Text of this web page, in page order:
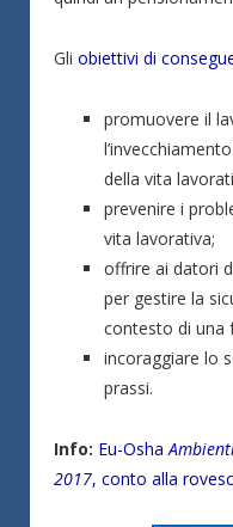
Gli obiettivi di
promuovere il
della vita
prevenire i
vita lavorativa;
offrire ai datori
per gestire la
contesto di una
incoraggiare lo
prassi.
Info: Eu-Osha
2017, conto alla